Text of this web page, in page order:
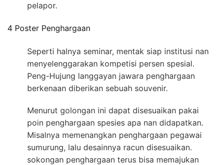
pelapor.
4 Poster Penghargaan
Seperti halnya seminar, mentak siap institusi nan
menyelenggarakan kompetisi persen spesial.
Peng-Hujung langgayan jawara penghargaan
berkenaan diberikan sebuah souvenir.
Menurut golongan ini dapat disesuaikan pakai
poin penghargaan spesies apa nan didapatkan.
Misalnya memenangkan penghargaan pegawai
sumurung, lalu desainnya racun disesuaikan.
sokongan penghargaan terus bisa memajukan